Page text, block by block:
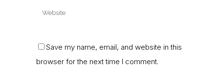
Save my name, email, and website in this
browser for the next time I comment.